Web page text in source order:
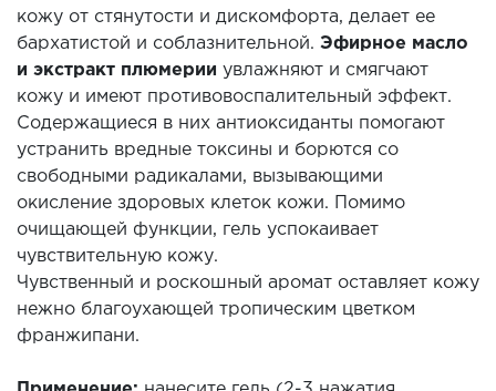
кожу от стянутости и дискомфорта, делает ее
бархатистой и соблазнительной. Эфирное масло
и экстракт плюмерии увлажняют и смягчают
кожу и имеют противовоспалительный эффект.
Содержащиеся в них антиоксиданты помогают
устранить вредные токсины и борются со
свободными радикалами, вызывающими
окисление здоровых клеток кожи. Помимо
очищающей функции, гель успокаивает
чувствительную кожу.
Чувственный и роскошный аромат оставляет кожу
нежно благоухающей тропическим цветком
франжипани.